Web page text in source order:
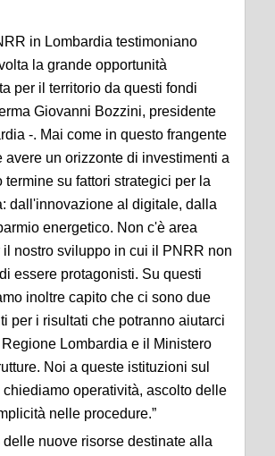
in Lombardia testimoniano
la grande opportunità
per il territorio da questi fondi
Giovanni Bozzini, presidente
-. Mai come in questo frangente
avere un orizzonte di investimenti a
termine su fattori strategici per la
dall'innovazione al digitale, dalla
energetico. Non c'è area
nostro sviluppo in cui il PNRR non
essere protagonisti. Su questi
inoltre capito che ci sono due
per i risultati che potranno aiutarci
Lombardia e il Ministero
Noi a queste istituzioni sul
operatività, ascolto delle
nelle procedure.”
nuove risorse destinate alla